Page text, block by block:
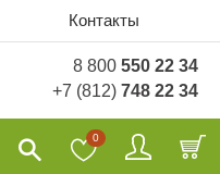
Контакты
8 800 550 22 34
+7 (812) 748 22 34
0